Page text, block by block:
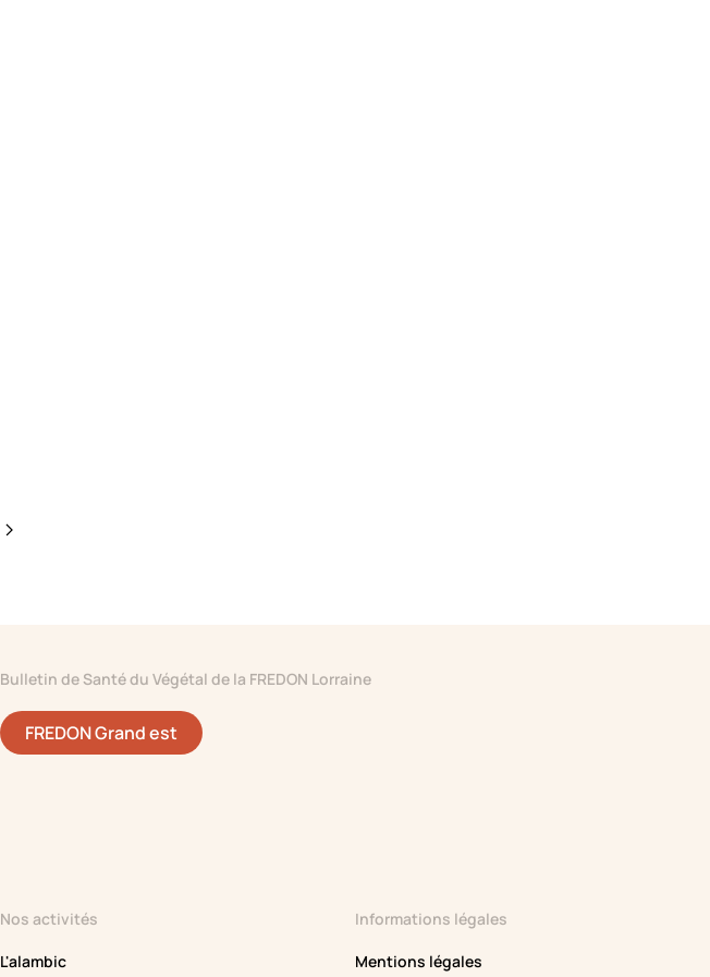
Bulletin de Santé du Végétal de la FREDON Lorraine
FREDON Grand est
Nos activités
L'alambic
Informations légales
Mentions légales